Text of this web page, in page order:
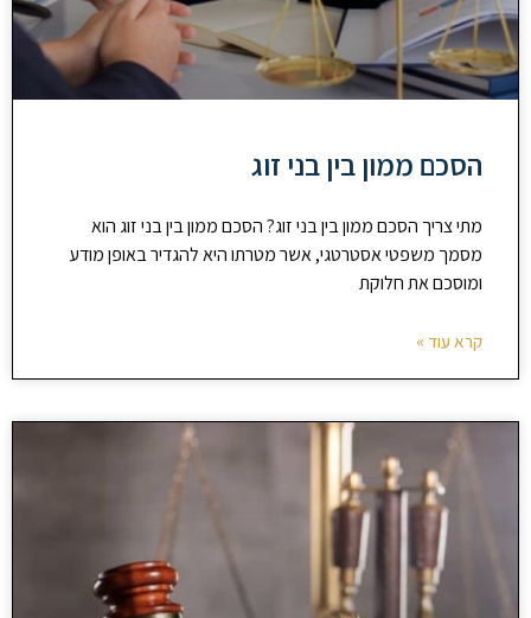
הסכם ממון בין בני זוג
מתי צריך הסכם ממון בין בני זוג? הסכם ממון בין בני זוג הוא
מסמך משפטי אסטרטגי, אשר מטרתו היא להגדיר באופן מודע
ומוסכם את חלוקת
קרא עוד »